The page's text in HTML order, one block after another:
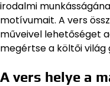
irodalmi
motívumait. A vers
műveivel lehetőséget
megértse a költői világ
A vers helye a